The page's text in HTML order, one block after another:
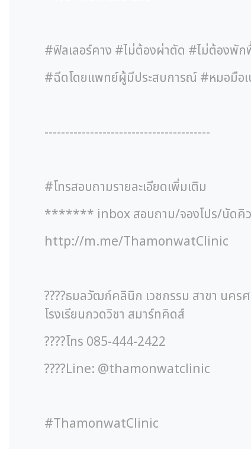
#ฟิลเลอร์คาง #ไม่ต้องผ่าตัด #ไม่ต้องพัก
#ฉีดโดยแพทย์ผู้มีประสบการณ์ #หมอมือเ
----------------------------------------
#โทรสอบถามรายละเอียดเพิ่มเติม
******* inbox สอบถาม/จองโปร/นัด
http://m.me/ThamonwatClinic
????ธมลวัฒก์คลินิก เวชกรรม สาขา นค
โรงเรียนกวดวิชา สมาร์ทคิดส์
????โทร 085-444-2422
????Line: @thamonwatclinic
#ThamonwatClinic